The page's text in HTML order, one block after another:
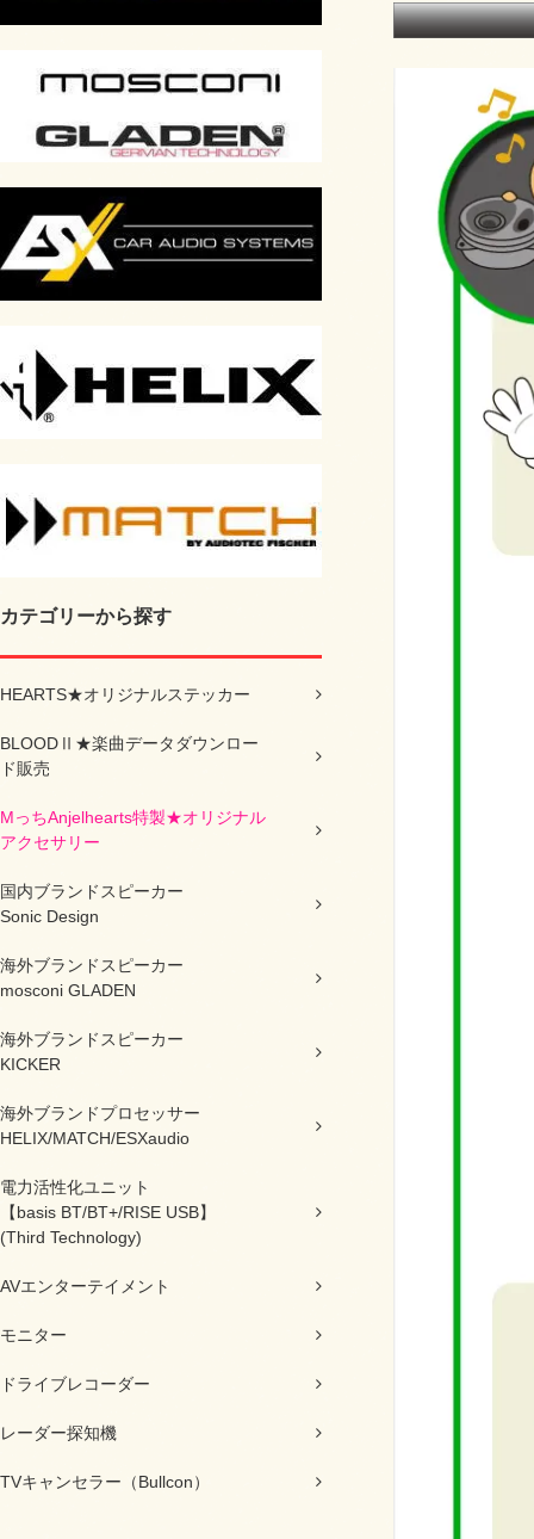
カテゴリーから探す
HEARTS★オリジナルステッカー
BLOODⅡ★楽曲データダウンロー
ド販売
MっちAnjelhearts特製★オリジナル
アクセサリー
国内ブランドスピーカー
Sonic Design
海外ブランドスピーカー
mosconi GLADEN
海外ブランドスピーカー
KICKER
海外ブランドプロセッサー
HELIX/MATCH/ESXaudio
電力活性化ユニット
【basis BT/BT+/RISE USB】
(Third Technology)
AVエンターテイメント
モニター
ドライブレコーダー
レーダー探知機
TVキャンセラー（Bullcon）